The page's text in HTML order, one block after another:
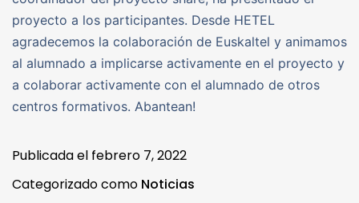
proyecto a los participantes. Desde HETEL
agradecemos la colaboración de Euskaltel y animamos
al alumnado a implicarse activamente en el proyecto y
a colaborar activamente con el alumnado de otros
centros formativos. Abantean!
Publicada el febrero 7, 2022
Categorizado como Noticias